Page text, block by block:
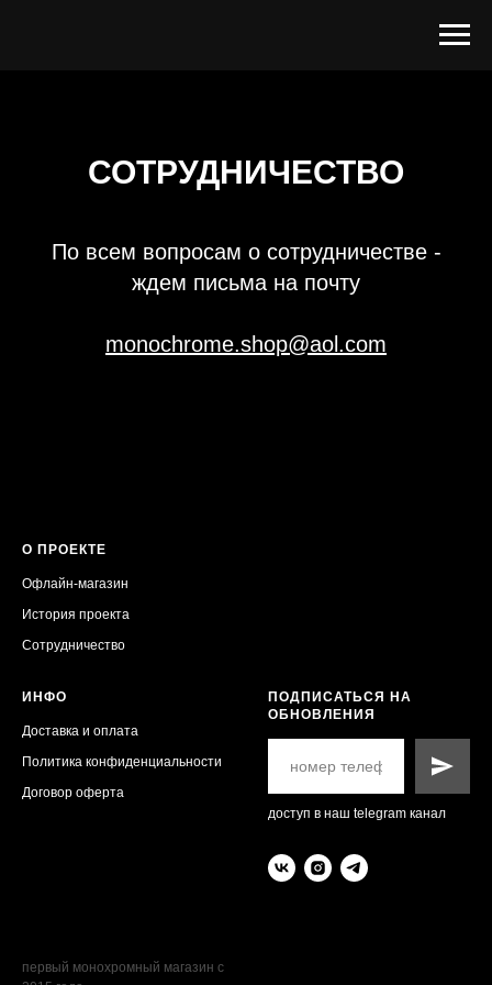
СОТРУДНИЧЕСТВО
По всем вопросам о сотрудничестве -
ждем письма на почту
monochrome.shop@aol.com
О ПРОЕКТЕ
Офлайн-магазин
История проекта
Сотрудничество
ИНФО
Доставка и оплата
Политика конфиденциальности
Договор оферта
ПОДПИСАТЬСЯ НА
ОБНОВЛЕНИЯ
доступ в наш telegram канал
первый монохромный магазин с